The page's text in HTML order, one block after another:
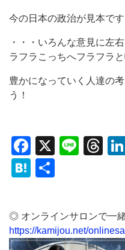
今の日本の政治が見本です
・・・いろんな意見に左
ラフラこっちへフラフラ
豊かになっていく人達の
う！
Facebook
X Line
Hatena
◎ オンラインサロンで一
https://kamijou.net/